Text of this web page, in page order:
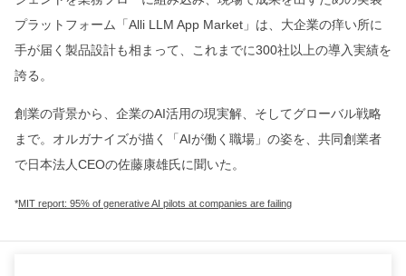
プラットフォーム「Alli LLM App Market」は、大企業の痒い所に
手が届く製品設計も相まって、これまでに300社以上の導入実績を
誇る。
創業の背景から、企業のAI活用の現実解、そしてグローバル戦略
まで。オルガナイズが描く「AIが働く職場」の姿を、共同創業者
で日本法人CEOの佐藤康雄氏に聞いた。
*MIT report: 95% of generative AI pilots at companies are failing